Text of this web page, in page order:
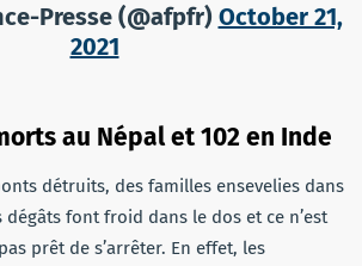
Presse (@afpfr) October 21,
2021
au Népal et 102 en Inde
détruits, des familles ensevelies dans
font froid dans le dos et ce n’est
prêt de s’arrêter. En effet, les